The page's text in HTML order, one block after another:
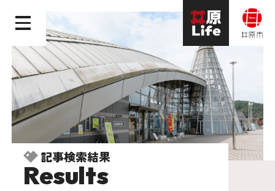
記事検索結果
Results